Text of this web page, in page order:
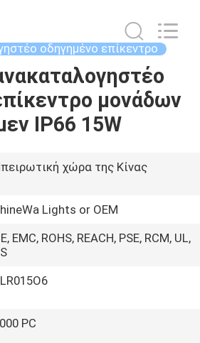
οδηγημένο επίκεντρο
μονάδων
IP66 15W
χώρα της Κίνας
Lights or OEM
EMC, ROHS, REACH, PSE, RCM, UL,
PC